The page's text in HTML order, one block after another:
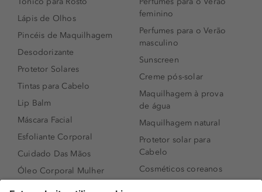
Lápis de Olhos
Pincéis de Maquilhagem
Desodorizante
Protetor Solares
Tintas para Cabelo
Lip Balm
Máscara Facial
Esfoliante Corporal
Cuidado Das Mãos
Óleo Corporal Mulher
feminino
Perfumes para o Verão
masculino
Sunscreen
Creme pós-solar
Maquilhagem à prova
de água
Maquilhagem natural
Protetor solar para
Cabelo
Cosméticos coreanos